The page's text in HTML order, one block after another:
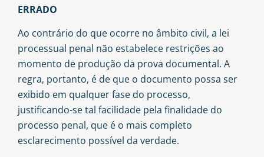
ERRADO
Ao contrário do que ocorre no âmbito civil, a lei
processual penal não estabelece restrições ao
momento de produção da prova documental. A
regra, portanto, é de que o documento possa ser
exibido em qualquer fase do processo,
justificando-se tal facilidade pela finalidade do
processo penal, que é o mais completo
esclarecimento possível da verdade.